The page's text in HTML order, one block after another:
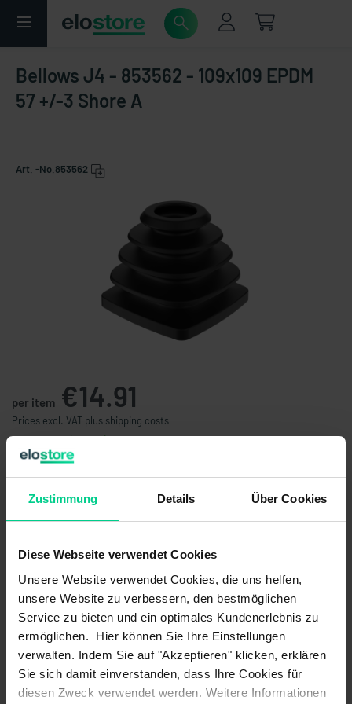
Zustimmung Details Über Cookies
Diese Webseite verwendet Cookies
Unsere Website verwendet Cookies, die uns helfen,
unsere Website zu verbessern, den bestmöglichen
Service zu bieten und ein optimales Kundenerlebnis zu
ermöglichen. Hier können Sie Ihre Einstellungen
verwalten. Indem Sie auf "Akzeptieren" klicken, erklären
Sie sich damit einverstanden, dass Ihre Cookies für
diesen Zweck verwendet werden. Weitere Informationen
Bellows J4 - 853562 - 109x109 EPDM
57 +/-3 Shore A
Art. -No. 853562
per item €14.91
Prices excl. VAT plus shipping costs
available (79 pcs.), ships within 1-3 days
from 25 pcs.
€11.79
from 100 pcs.
€9.55 - 36 %
Add to shopping cart
Create offer